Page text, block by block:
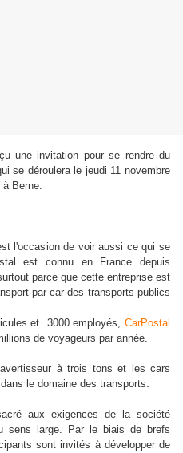
une invitation pour se rendre du
se déroulera le jeudi 11 novembre
Berne.
l'occasion de voir aussi ce qui se
est connu en France depuis
parce que cette entreprise est
par car des transports publics
et 3000 employés, CarPostal
de voyageurs par année.
à trois tons et les cars
le domaine des transports
aux exigences de la société
sens large. Par le biais de brefs
sont invités à développer de